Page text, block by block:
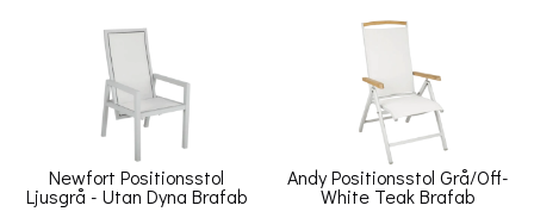
Newfort Positionsstol
Ljusgrå - Utan Dyna Brafab
Andy Positionsstol Grå/off-
White Teak Brafab